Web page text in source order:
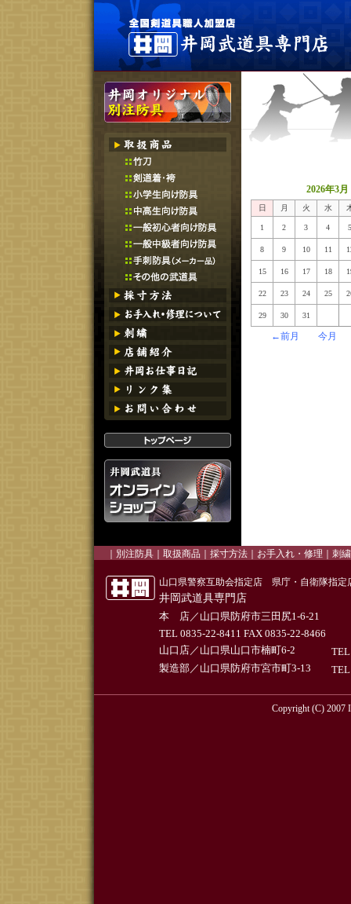
2026年3月
日 月 火 水
1 2 3 4 5
8 9 10 11
15 16 17 18
22 23 24 25
29 30 31
←前月 今月
別注防具 取扱商品 採寸方法 ｜お手入れ・修理｜ 刺繍
山口県警察互助会指定店 県庁・自衛隊指
井岡武道具専門店
本 店／山口県防府市三田尻1-6-21
TEL 0835-22-8411 FAX 0835-22-8466
山口店／山口県山口市楠町6-2
製造部／山口県防府市宮市町3-13
Copyright (C) 2007